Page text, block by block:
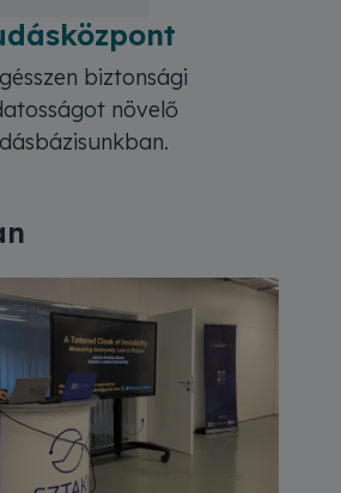
biztonsági
növelő